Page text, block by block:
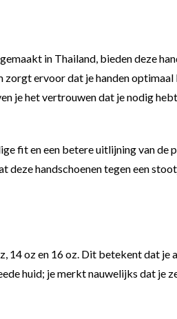
in Thailand, bieden deze
zorgt ervoor dat je handen
je het vertrouwen dat je nodig
fit en een betere uitlijning van de
handschoenen tegen een
14 oz en 16 oz. Dit betekent dat je
huid; je merkt nauwelijks dat je